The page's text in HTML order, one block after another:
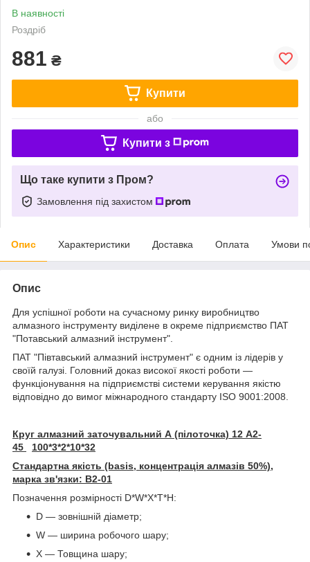
В наявності
Роздріб
881 ₴
Купити
або
Купити з
Що таке купити з Пром?
Замовлення під захистом
Опис Характеристики Доставка Оплата Умови
Опис
Для успішної роботи на сучасному ринку виробництво
алмазного інструменту виділене в окреме підприємство ПАТ
"Потавський алмазний інструмент".
ПАТ "Півтавський алмазний інструмент" є одним із лідерів у
своїй галузі. Головний доказ високої якості роботи —
функціонування на підприємстві системи керування якістю
відповідно до вимог міжнародного стандарту ISO 9001:2008.
Круг алмазний заточувальний А (пілоточка) 12 А2-
45
100*3*2*10*32
Стандартна якість (basis, концентрація алмазів 50%),
марка зв'язки: В2-01
Позначення розмірності D*W*X*T*H:
D — зовнішній діаметр;
W — ширина робочого шару;
X — Товщина шару;